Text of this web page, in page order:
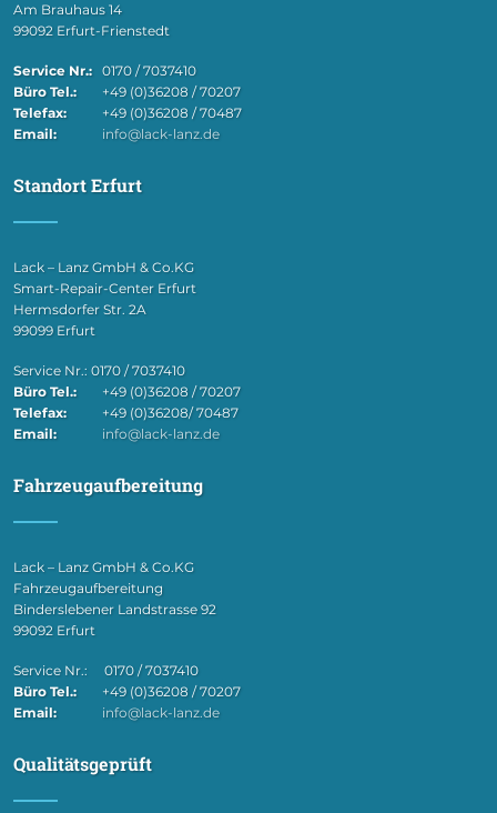
Am Brauhaus 14
99092 Erfurt-Frienstedt
Service Nr.: 0170 / 7037410
Büro Tel.:
+49 (0)36208 / 70207
Telefax:
+49 (0)36208 / 70487
Email:
info@lack-lanz.de
Standort Erfurt
Lack – Lanz GmbH & Co.KG
Smart-Repair-Center Erfurt
Hermsdorfer Str. 2A
99099 Erfurt
Service Nr.: 0170 / 7037410
Büro Tel.:
+49 (0)36208 / 70207
Telefax:
+49 (0)36208/ 70487
Email:
info@lack-lanz.de
Fahrzeugaufbereitung
Lack – Lanz GmbH & Co.KG
Fahrzeugaufbereitung
Binderslebener Landstrasse 92
99092 Erfurt
Service Nr.: 0170 / 7037410
Büro Tel.:
+49 (0)36208 / 70207
Email:
info@lack-lanz.de
Qualitätsgeprüft